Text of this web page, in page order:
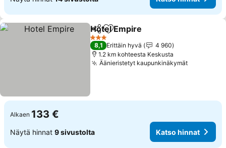
Jaa Lisää suosikkeihin
Hotel Empire
3 Tähtiluokitus
8,1 Erittäin hyvä
4 960
1.2 km kohteesta Keskusta
Äänieristetyt kaupunkinäkymätKatso
Alkaen 133 €
Näytä hinnat 9 sivustolta Katso hinnat